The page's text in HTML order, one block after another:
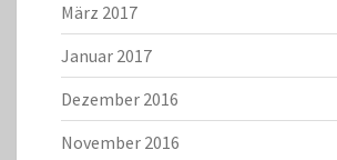
März 2017
Januar 2017
Dezember 2016
November 2016